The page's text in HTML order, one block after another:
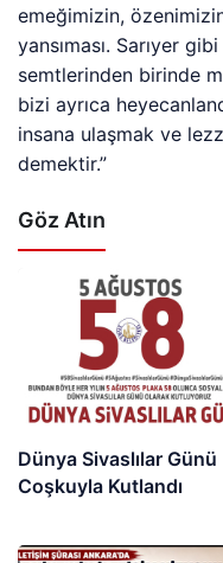
emeğimizin,
yansıması. Sarıyer
semtlerinden birinde
bizi ayrıca
insana ulaşmak ve
demektir.”
Göz Atın
Dünya Sivaslılar Günü
Coşkuyla Kutlandı